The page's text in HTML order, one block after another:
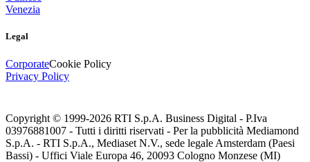
Venezia
Legal
CorporateCookie Policy
Privacy Policy
Copyright © 1999-2026 RTI S.p.A. Business Digital - P.Iva
03976881007 - Tutti i diritti riservati - Per la pubblicità Mediamond
S.p.A. - RTI S.p.A., Mediaset N.V., sede legale Amsterdam (Paesi
Bassi) - Uffici Viale Europa 46, 20093 Cologno Monzese (MI)